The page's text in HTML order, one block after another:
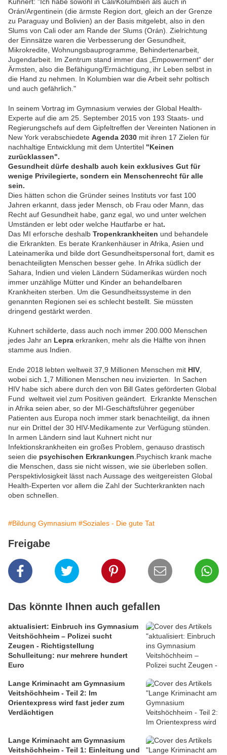
Orán/Argentinein (die ärmste Region dort, gleich an der Grenze
zu Paraguay und Bolivien) an der Basis mitgelebt, also in den
Slums von Cali oder am Rande der Slums (Orán). Zielrichtung
der Einnsätze waren die Verbesserung der Gesundheit,
Mikrokredite, Wohnungsbauprogramme, Behindertenarbeit,
Jugendarbeit. Im Zentrum stand immer das „Empowerment“ der
Ärmsten, also die Befähigung/Ermächtigung, ihr Leben selbst in
die Hand zu nehmen. In Kolumbien war die Arbeit sehr poltisch
und auch gefährlich."
In seinem Vortrag im Gymnasium verwies der Global Health-
Experte auf die am 25. September 2015 von 193 Staats- und
Regierungschefs auf dem Gipfeltreffen der Vereinten Nationen in
New York verabschiedete Agenda 2030 mit ihren 17 Zielen für
nachhaltige Entwicklung mit dem Untertitel "Keinen
zurücklassen".
Gesundheit dürfe deshalb auch kein exklusives Gut für
wenige Privilegierte, sondern ein Menschenrecht für alle
sein.
Dies hätten schon die Gründer seines Instituts vor fast 100
Jahren erkannt, dass jeder Mensch, ob Frau oder Mann, das
Recht auf Gesundheit habe, ganz egal, wo und unter welchen
Umständen er lebt oder welche Hautfarbe er hat.
Das MI erforsche deshalb Tropenkrankheiten und behandele
die Erkrankten. Es berate Krankenhäuser in Afrika, Asien und
Lateinamerika und bilde dort Gesundheitspersonal fort, damit es
benachteiligten Menschen besser gehe. In Afrika südlich der
Sahara, Indien und vielen Ländern Südamerikas würden noch
immer unzählige Mütter und Kinder an behandelbaren
Krankheiten sterben. Um die Gesundheitssysteme in den
genannten Regionen sei es schlecht bestellt. Sie müssten
dringend gestärkt werden.
Kuhnert schilderte, dass auch noch immer 200.000 Menschen
jedes Jahr an Lepra erkranken, mehr als die Hälfte von ihnen
stamme aus Indien.
Ende 2018 lebten weltweit 37,9 Millionen Menschen mit HIV
wobei sich 1,7 Millionen Menschen neu invizierten. In Sachen
HIV habe sich abere durch den von Bill Gates geförderten Global
Fund weltweit viel zum Positiven geändert. Erkrankte Menschen
in Afrika seien aber, so der MI-Geschäftsführer gegenüber
Patienten aus Europa noch immer stark benachteiligt, da ihnen
nur ein Drittel der 30 HIV-Medikamente zur Verfügung stünden.
In armen Ländern sind laut Kuhnert nicht nur
Infektionskrankheiten ein großes Problem, genauso drastisch
seien die psychischen Erkrankungen .Psychisch krank mache
die Menschen, dass sie nicht wissen, wie sie überleben sollen.
Perspektivlosigkeit lässt nach Aussage des weitgereisten Global
Health-Experten vor allem die Zahl der Suchterkrankten nach
oben schnellen.
#Bildung Gymnasium #Soziales - Die gute Tat
Freigabe
Das könnte Ihnen auch gefallen
aktualisiert: Einbruch ins Gymnasium
Veitshöchheim – Polizei sucht
Zeugen - Richtigstellung
Schulleitung: nur mehrere hundert
Euro
Lange Kriminacht am Gymnasium
Veitshöchheim - Teil 2: Im
Orientexpress wird fast jeder zum
Verdächtigen
Lange Kriminacht am Gymnasium
Veitshöchheim - Teil 1: Einleitung und